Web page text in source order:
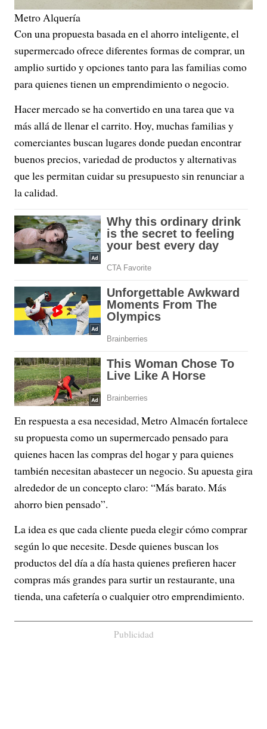
Metro Alquería
Con una propuesta basada en el ahorro inteligente, el
supermercado ofrece diferentes formas de comprar, un
amplio surtido y opciones tanto para las familias como
para quienes tienen un emprendimiento o negocio.
Hacer mercado se ha convertido en una tarea que va
más allá de llenar el carrito. Hoy, muchas familias y
comerciantes buscan lugares donde puedan encontrar
buenos precios, variedad de productos y alternativas
que les permitan cuidar su presupuesto sin renunciar a
la calidad.
En respuesta a esa necesidad, Metro Almacén fortalece
su propuesta como un supermercado pensado para
quienes hacen las compras del hogar y para quienes
también necesitan abastecer un negocio. Su apuesta gira
alrededor de un concepto claro: “Más barato. Más
ahorro bien pensado”.
La idea es que cada cliente pueda elegir cómo comprar
según lo que necesite. Desde quienes buscan los
productos del día a día hasta quienes prefieren hacer
compras más grandes para surtir un restaurante, una
tienda, una cafetería o cualquier otro emprendimiento.
Publicidad